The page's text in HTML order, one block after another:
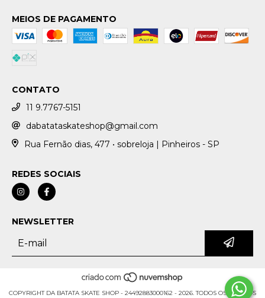
MEIOS DE PAGAMENTO
CONTATO
11 9.7767-5151
dabatataskateshop@gmail.com
Rua Fernão dias, 477 • sobreloja | Pinheiros - SP
REDES SOCIAIS
NEWSLETTER
COPYRIGHT DA BATATA SKATE SHOP - 24492883000162 - 2026. TODOS OS DIREITOS